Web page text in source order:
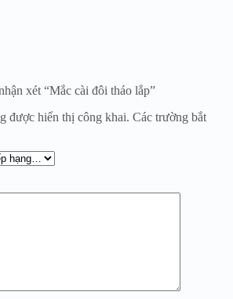
xét “Mắc cài đôi tháo lắp”
được hiển thị công khai. Các trường bắt